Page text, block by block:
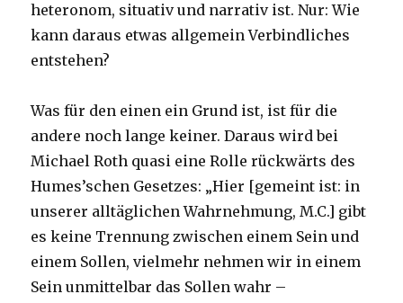
heteronom, situativ und narrativ ist. Nur: Wie
kann daraus etwas allgemein Verbindliches
entstehen?
Was für den einen ein Grund ist, ist für die
andere noch lange keiner. Daraus wird bei
Michael Roth quasi eine Rolle rückwärts des
Humes’schen Gesetzes: „Hier [gemeint ist: in
unserer alltäglichen Wahrnehmung, M.C.] gibt
es keine Trennung zwischen einem Sein und
einem Sollen, vielmehr nehmen wir in einem
Sein unmittelbar das Sollen wahr –